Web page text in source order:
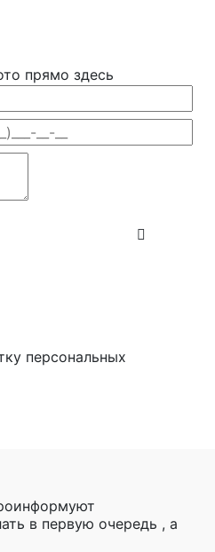
прямо здесь
персональных
в первую очередь , а